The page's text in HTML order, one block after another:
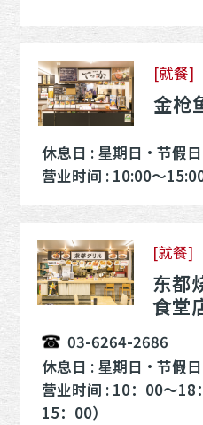
[就餐]
金枪
休息日 : 星期日・节假
营业时间 : 10:00～
[就餐]
东都
食堂
03-6264-2686
休息日 : 星期日・节假
营业时间 : 10：00～
15：00）